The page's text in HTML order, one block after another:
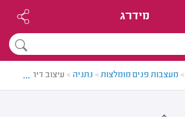
מידרג
> מעצבות פנים מומלצות> נתניה > עיצוב דירה בנתניה
...